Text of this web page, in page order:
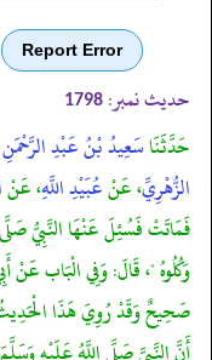
Report Error
حدیث نمبر: 1798
حَدَّثَنَاسَعِيدُ بْنُ عَبْدِ
الزُّهْرِيِّ، عَنْعُبَيْدِ اللَّهِ، عَنْ
فَمَاتَتْ فَسُئِلَ عَنْهَا النَّبِيُّ
وَكُلُوهُ "، قَالَ: وَفِي الْبَاب
صَحِيحٌ وَقَدْ رُوِيَ هَذَا